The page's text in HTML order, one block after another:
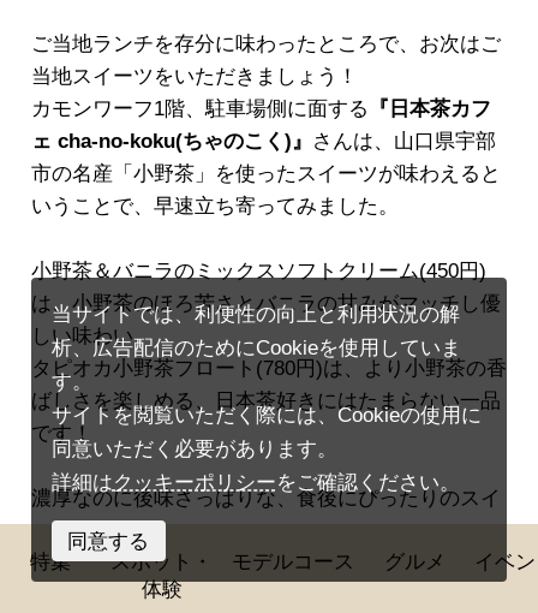
ご当地ランチを存分に味わったところで、お次はご
当地スイーツをいただきましょう！
カモンワーフ1階、駐車場側に面する 『日本茶カフ
ェ cha-no-koku(ちゃのこく)』 さんは、山口県宇部
市の名産「小野茶」を使ったスイーツが味わえると
いうことで、早速立ち寄ってみました。
小野茶＆バニラのミックスソフトクリーム(450円)
は、小野茶のほろ苦さとバニラの甘みがマッチし優
しい味わい。
タピオカ小野茶フロート(780円)は、より小野茶の香
ばしさを楽しめる、日本茶好きにはたまらない一品
です！
濃厚なのに後味さっぱりな、食後にぴったりのスイ
ーツでした♪
当サイトでは、利便性の向上と利用状況の解
析、広告配信のためにCookieを使用していま
す。
サイトを閲覧いただく際には、Cookieの使用に
同意いただく必要があります。
詳細はクッキーポリシーをご確認ください。
同意する